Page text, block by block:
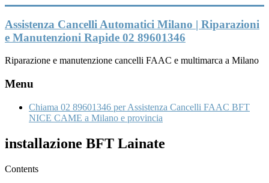
al
contenuto
Assistenza Cancelli Automatici Milano | Riparazioni
e Manutenzioni Rapide 02 89601346
Riparazione e manutenzione cancelli FAAC e multimarca a Milano
Menu
Chiama 02 89601346 per Assistenza Cancelli FAAC BFT
NICE CAME a Milano e provincia
installazione BFT Lainate
Contents